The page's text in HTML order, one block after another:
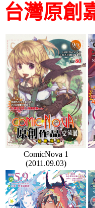
台灣原創
ComicNova 1
(2011.09.03)